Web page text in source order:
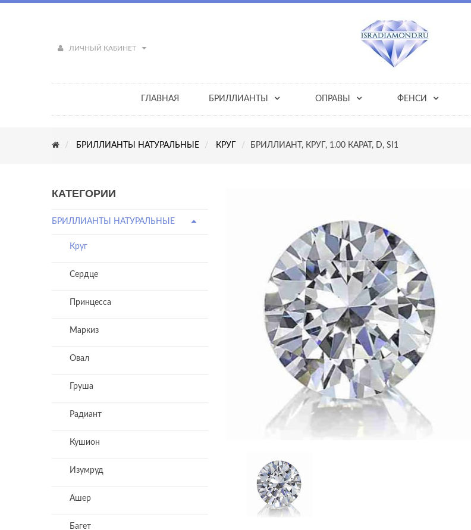
ЛИЧНЫЙ КАБИНЕТ
ГЛАВНАЯ БРИЛЛИАНТЫ ОПРАВЫ ФЕНСИ
БРИЛЛИАНТЫ НАТУРАЛЬНЫЕ КРУГ БРИЛЛИАНТ, КРУГ, 1.00 КАРАТ, D, SI1
КАТЕГОРИИ
БРИЛЛИАНТЫ НАТУРАЛЬНЫЕ
Круг
Сердце
Принцесса
Маркиз
Овал
Груша
Радиант
Кушион
Изумруд
Ашер
Багет